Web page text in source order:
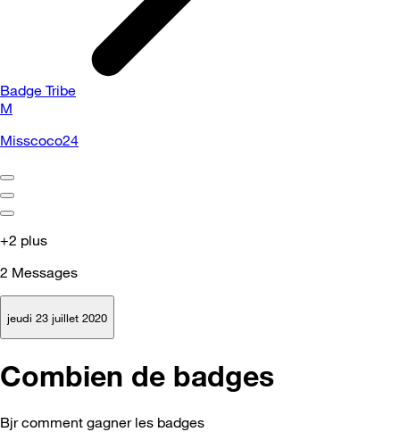
Badge Tribe
M
Misscoco24
+2 plus
2 Messages
jeudi 23 juillet 2020
Combien de badges
Bjr comment gagner les badges